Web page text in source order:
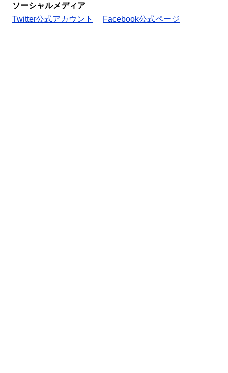
ソーシャルメディア
Twitter公式アカウント
Facebook公式ページ